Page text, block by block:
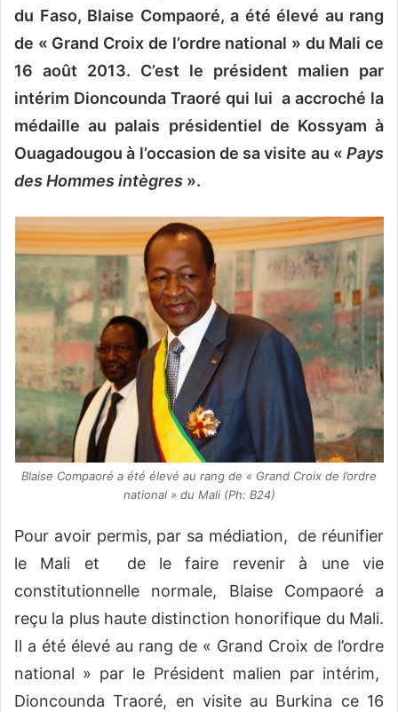
e
r
u
o
u
i
e
l
du Faso, Blaise Compaoré, a été élevé au rang
de « Grand Croix de l’ordre national » du Mali ce
16 août 2013. C’est le président malien par
intérim Dioncounda Traoré qui lui a accroché la
médaille au palais présidentiel de Kossyam à
Ouagadougou à l’occasion de sa visite au « Pays
des Hommes intègres ».
Blaise Compaoré a été élevé au rang de « Grand Croix de l’ordre
national » du Mali (Ph: B24)
Pour avoir permis, par sa médiation, de réunifier
le Mali et de le faire revenir à une vie
constitutionnelle normale, Blaise Compaoré a
reçu la plus haute distinction honorifique du Mali.
Il a été élevé au rang de « Grand Croix de l’ordre
national » par le Président malien par intérim,
Dioncounda Traoré, en visite au Burkina ce 16